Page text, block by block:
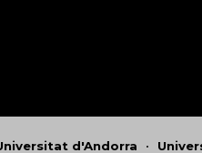
d'Andorra •